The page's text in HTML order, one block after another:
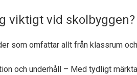
viktigt vid skolbyggen?
som omfattar allt från klassrum
och underhåll – Med tydligt